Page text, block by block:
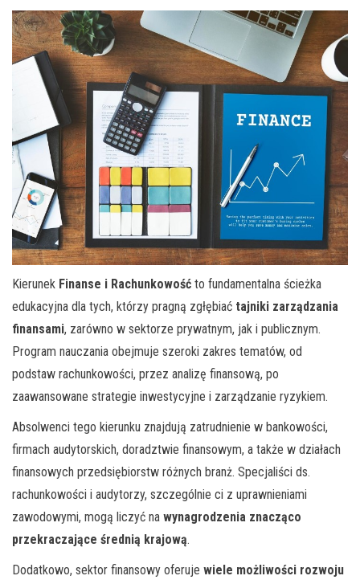
Kierunek Finanse i Rachunkowość to fundamentalna ścieżka
edukacyjna dla tych, którzy pragną zgłębiać tajniki zarządzania
finansami, zarówno w sektorze prywatnym, jak i publicznym.
Program nauczania obejmuje szeroki zakres tematów, od
podstaw rachunkowości, przez analizę finansową, po
zaawansowane strategie inwestycyjne i zarządzanie ryzykiem.
Absolwenci tego kierunku znajdują zatrudnienie w bankowości,
firmach audytorskich, doradztwie finansowym, a także w działach
finansowych przedsiębiorstw różnych branż. Specjaliści ds.
rachunkowości i audytorzy, szczególnie ci z uprawnieniami
zawodowymi, mogą liczyć na wynagrodzenia znacząco
przekraczające średnią krajową.
Dodatkowo, sektor finansowy oferuje wiele możliwości rozwoju